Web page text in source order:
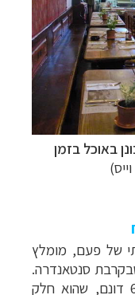
באוכל בזמן
של פעם, מומלץ
סנטאנדרה.
המוזיאון משתרע על שטח של 600 דונם, שהוא חלק